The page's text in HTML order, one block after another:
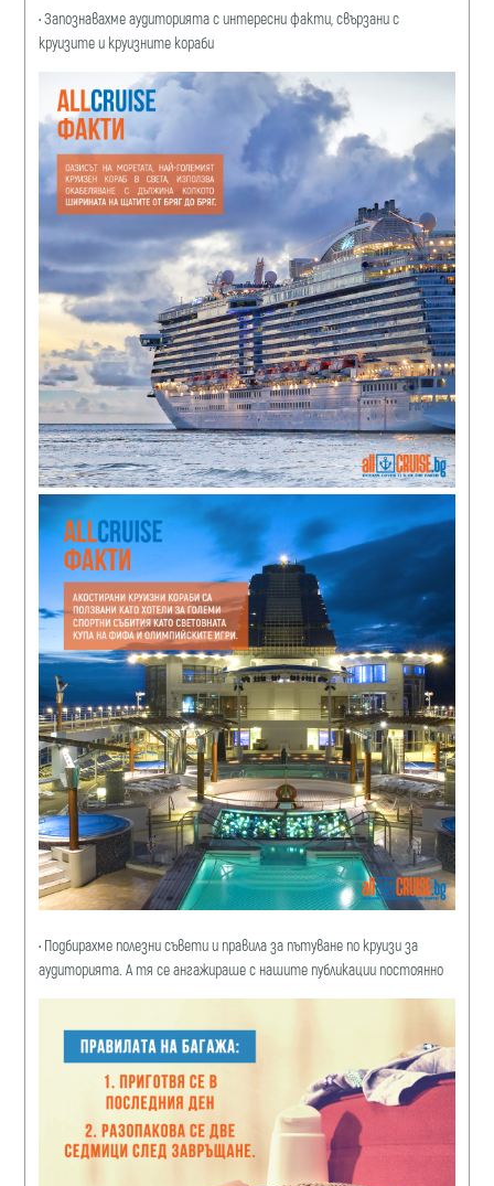
•Запознавахме аудиторията с интересни факти, свързани с
круизите и круизните кораби
• Подбирахме полезни съвети и правила за пътуване по круизи за
аудиторията. А тя се ангажираше с нашите публикации постоянно